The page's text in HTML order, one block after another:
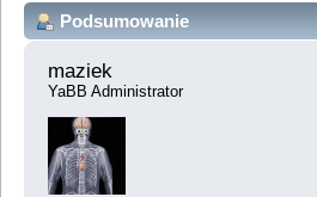
Podsumowanie
maziek
YaBB Administrator